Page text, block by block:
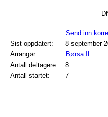
Send inn
Sist oppdatert:
8 september
Arrangør:
Børsa IL
Antall deltagere:
8
Antall startet:
7